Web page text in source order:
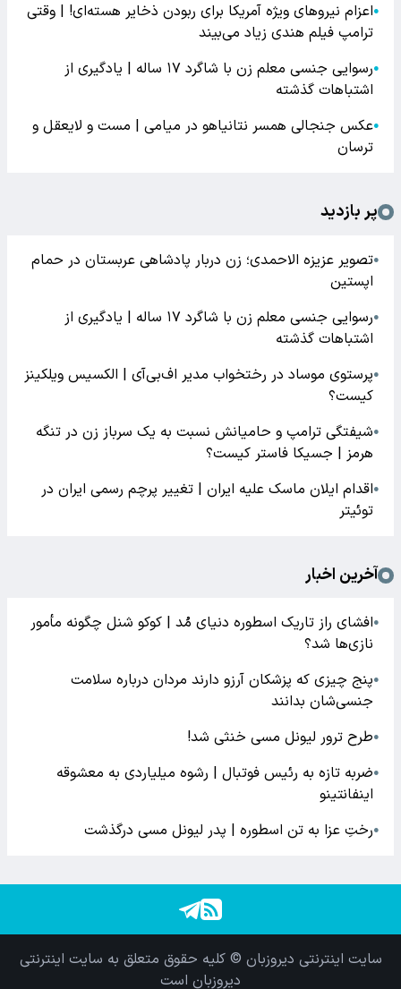
●اعزام نیروهای ویژه آمریکا برای ربودن ذخایر هسته‌ای! | وقتی
ترامپ فیلم هندی زیاد می‌بیند
●
رسوایی جنسی معلم زن با شاگرد ۱۷ ساله | یادگیری از
اشتباهات گذشته
●عکس جنجالی همسر نتانیاهو در میامی | مست و لایعقل و
ترسان
پر بازدید
●تصویر عزیزه الاحمدی؛ زن دربار پادشاهی عربستان در حمام
اپستین
●
رسوایی جنسی معلم زن با شاگرد ۱۷ ساله | یادگیری از
اشتباهات گذشته
●پرستوی موساد در رختخواب مدیر اف‌بی‌آی | الکسیس ویلکینز
کیست؟
●شیفتگی ترامپ و حامیانش نسبت به یک سرباز زن در تنگه
هرمز | جسیکا فاستر کیست؟
●اقدام ایلان ماسک علیه ایران | تغییر پرچم رسمی ایران در
توئیتر
آخرین اخبار
●افشای راز تاریک اسطوره دنیای مُد | کوکو شنل چگونه مأمور
نازی‌ها شد؟
●پنج چیزی که پزشکان آرزو دارند مردان درباره سلامت
جنسی‌شان بدانند
●طرح ترور لیونل مسی خنثی شد!
●ضربه تازه به رئیس فوتبال | رشوه میلیاردی به معشوقه
اینفانتینو
●رختِ عزا به تن اسطوره | پدر لیونل مسی درگذشت
سایت اینترنتی دیروزبان © کلیه حقوق متعلق به سایت اینترنتی
دیروزبان است